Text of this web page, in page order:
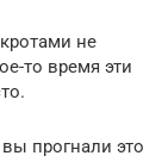
не
то время эти
прогнали это